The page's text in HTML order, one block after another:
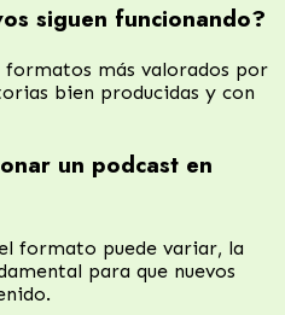
siguen funcionando?
formatos más valorados por
bien producidas y con
un podcast en
formato puede variar, la
para que nuevos